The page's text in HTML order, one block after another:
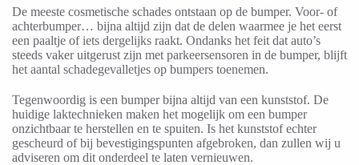
De meeste cosmetische schades ontstaan op de bumper. Voor- of
achterbumper… bijna altijd zijn dat de delen waarmee je het eerst
een paaltje of iets dergelijks raakt. Ondanks het feit dat auto’s
steeds vaker uitgerust zijn met parkeersensoren in de bumper, blijft
het aantal schadegevalletjes op bumpers toenemen.
Tegenwoordig is een bumper bijna altijd van een kunststof. De
huidige laktechnieken maken het mogelijk om een bumper
onzichtbaar te herstellen en te spuiten. Is het kunststof echter
gescheurd of bij bevestigingspunten afgebroken, dan zullen wij u
adviseren om dit onderdeel te laten vernieuwen.